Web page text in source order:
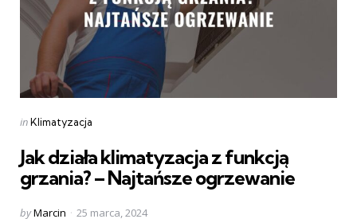
Categories
Posted
inKlimatyzacja
Jak działa klimatyzacja z funkcją
grzania? – Najtańsze ogrzewanie
Posted
byMarcin 25 marca, 2024